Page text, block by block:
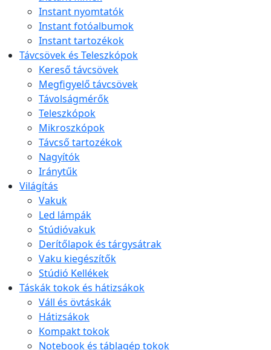
Instant nyomtatók
Instant fotóalbumok
Instant tartozékok
Távcsövek és Teleszkópok
Kereső távcsövek
Megfigyelő távcsövek
Távolságmérők
Teleszkópok
Mikroszkópok
Távcső tartozékok
Nagyítók
Iránytűk
Világítás
Vakuk
Led lámpák
Stúdióvakuk
Derítőlapok és tárgysátrak
Vaku kiegészítők
Stúdió Kellékek
Táskák tokok és hátizsákok
Váll és övtáskák
Hátizsákok
Kompakt tokok
Notebook és táblagép tokok